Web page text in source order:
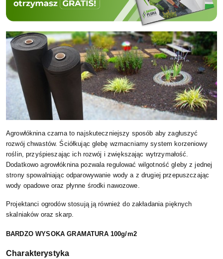
Agrowłóknina czarna to najskuteczniejszy sposób aby zagłuszyć
rozwój chwastów. Ściółkując glebę wzmacniamy system korzeniowy
roślin, przyśpieszając ich rozwój i zwiększając wytrzymałość.
Dodatkowo agrowłóknina pozwala regulować wilgotność gleby z jednej
strony spowalniając odparowywanie wody a z drugiej przepuszczając
wody opadowe oraz płynne środki nawozowe.
Projektanci ogrodów stosują ją również do zakładania pięknych
skalniaków oraz skarp.
BARDZO WYSOKA GRAMATURA 100g/m2
Charakterystyka